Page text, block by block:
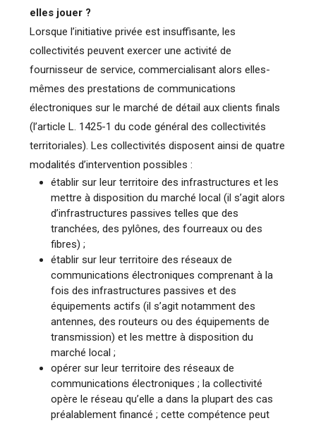
elles jouer ?
Lorsque l’initiative privée est insuffisante, les
collectivités peuvent exercer une activité de
fournisseur de service, commercialisant alors elles-
mêmes des prestations de communications
électroniques sur le marché de détail aux clients finals
(l’article L. 1425-1 du code général des collectivités
territoriales). Les collectivités disposent ainsi de quatre
modalités d’intervention possibles :
établir sur leur territoire des infrastructures et les
mettre à disposition du marché local (il s’agit alors
d’infrastructures passives telles que des
tranchées, des pylônes, des fourreaux ou des
fibres) ;
établir sur leur territoire des réseaux de
communications électroniques comprenant à la
fois des infrastructures passives et des
équipements actifs (il s’agit notamment des
antennes, des routeurs ou des équipements de
transmission) et les mettre à disposition du
marché local ;
opérer sur leur territoire des réseaux de
communications électroniques ; la collectivité
opère le réseau qu’elle a dans la plupart des cas
préalablement financé ; cette compétence peut